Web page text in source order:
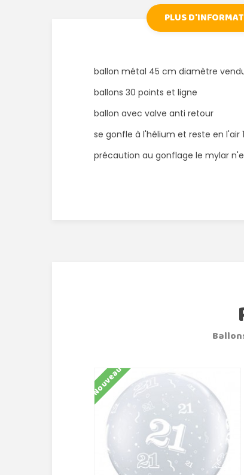
PLUS
ballon métal 45 cm diamètre
ballons 30 points et ligne
ballon avec valve anti retour
se gonfle à l'hélium et reste en l'air
précaution au gonflage le mylar
Nouveau